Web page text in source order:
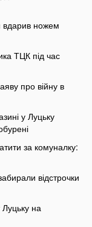
вдарив ножем
ТЦК під час
про війну в
у Луцьку
за комуналку:
відстрочки
Луцьку на